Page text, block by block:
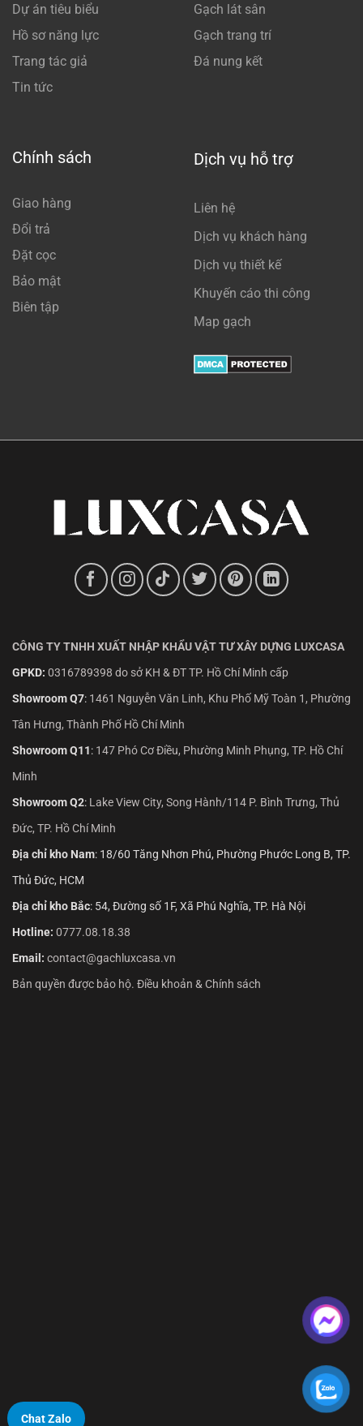
Dự án tiêu biểu
Hồ sơ năng lực
Trang tác giả
Tin tức
Gạch lát sân
Gạch trang trí
Đá nung kết
Chính sách
Giao hàng
Đổi trả
Đặt cọc
Bảo mật
Biên tập
Dịch vụ hỗ trợ
Liên hệ
Dịch vụ khách hàng
Dịch vụ thiết kế
Khuyến cáo thi công
Map gạch
CÔNG TY TNHH XUẤT NHẬP KHẨU VẬT TƯ XÂY DỰNG LUXCASA
GPKD: 0316789398 do sở KH & ĐT TP. Hồ Chí Minh cấp
Showroom Q7: 1461 Nguyễn Văn Linh, Khu Phố Mỹ Toàn 1, Phường
Tân Hưng, Thành Phố Hồ Chí Minh
Showroom Q11: 147 Phó Cơ Điều, Phường Minh Phụng, TP. Hồ Chí
Minh
Showroom Q2: Lake View City, Song Hành/114 P. Bình Trưng, Thủ
Đức, TP. Hồ Chí Minh
Địa chỉ kho Nam: 18/60 Tăng Nhơn Phú, Phường Phước Long B, TP.
Thủ Đức, HCM
Địa chỉ kho Bắc: 54, Đường số 1F, Xã Phú Nghĩa, TP. Hà Nội
Hotline: 0777.08.18.38
Email: contact@gachluxcasa.vn
Bản quyền được bảo hộ. Điều khoản & Chính sách
Chat Zalo